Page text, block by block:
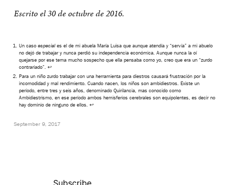
Escrito el 30 de octubre de 2016.
Un caso especiales el de mi abuela María Luisa que aunque atendía y “servía” a mi abuelo
no dejó de trabajar y nunca perdió su independencia económica. Aunque nunca la oí
quejarse por ese tema mucho sospecho que ella pensaba como yo, creo que era un “zurdo
contrariado”. ↩
Para un niño zurdo trabajar con una herramienta para diestros causará frustración por la
incomodidad y mal rendimiento. Cuando nacen, los niños son ambidiestros. Existe un
período, entre tres y seis años, denominado Quirilancia, mas conocido como
Ambidiestrismo, en ese período ambos hemisferios cerebrales son equipolentes, es decir no
hay dominio de ninguno de ellos. ↩
September 9, 2017